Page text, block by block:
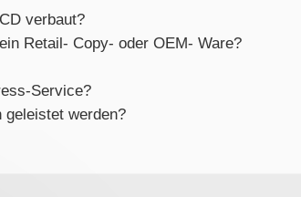
verbaut?
Retail- Copy- oder OEM- Ware?
Service?
geleistet werden?